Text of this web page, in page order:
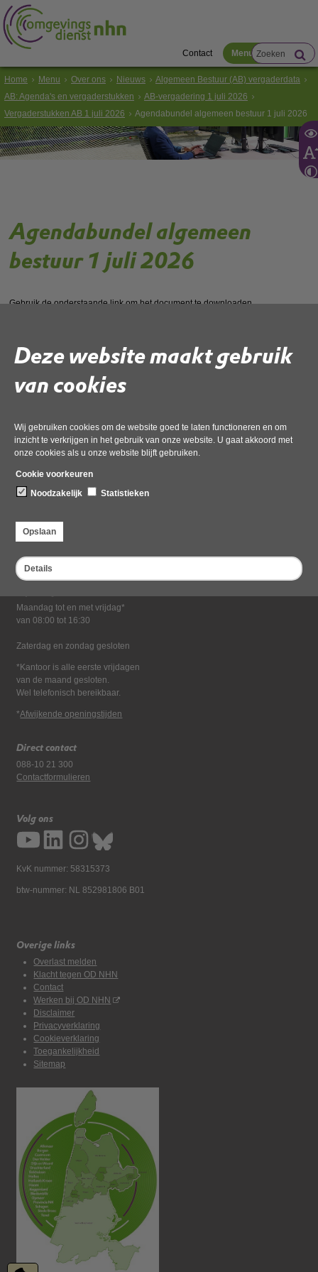
Deze website maakt gebruik
van cookies
Wij gebruiken cookies om de website goed te laten functioneren en om
inzicht te verkrijgen in het gebruik van onze website. U gaat akkoord met
onze cookies als u onze website blijft gebruiken.
Cookie voorkeuren
Noodzakelijk
Statistieken
Opslaan
Details
Contact Menu
Home Menu Over ons Nieuws
Algemeen Bestuur (AB) vergaderdata
AB: Agenda's en vergaderstukken
AB-vergadering 1 juli 2026
Vergaderstukken AB 1 juli 2026
Agendabundel algemeen bestuur 1 juli 2026
Agendabundel algemeen
bestuur 1 juli 2026
Gebruik de onderstaande link om het document te downloaden.
Deel deze pagina
Dampten 2, 1624 NR Hoorn
Postadres
Postbus 2095, 1620 EB Hoorn
Maandag tot en met vrijdag*
van 08:00 tot 16:30
Zaterdag en zondag gesloten
*Kantoor is alle eerste vrijdagen
van de maand gesloten.
Wel telefonisch bereikbaar.
*Afwijkende openingstijden
Direct contact
088-10 21 300
Contactformulieren
Volg ons
KvK nummer: 58315373
btw-nummer: NL 852981806 B01
Overige links
Overlast melden
Klacht tegen OD NHN
Contact
Werken bij OD NHN
Disclaimer
Privacyverklaring
Cookieverklaring
Toegankelijkheid
Sitemap